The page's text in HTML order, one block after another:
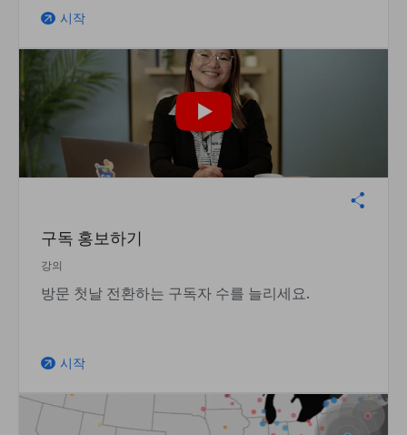
arrow_outward 시작
구독 홍보하기
강의
방문 첫날 전환하는 구독자 수를 늘리세요.
arrow_outward 시작